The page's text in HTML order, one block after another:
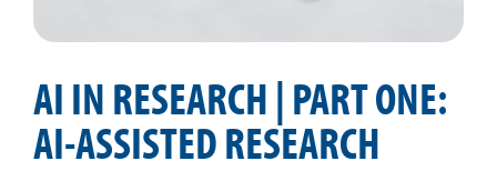
AI IN RESEARCH | PART ONE:
AI-ASSISTED RESEARCH